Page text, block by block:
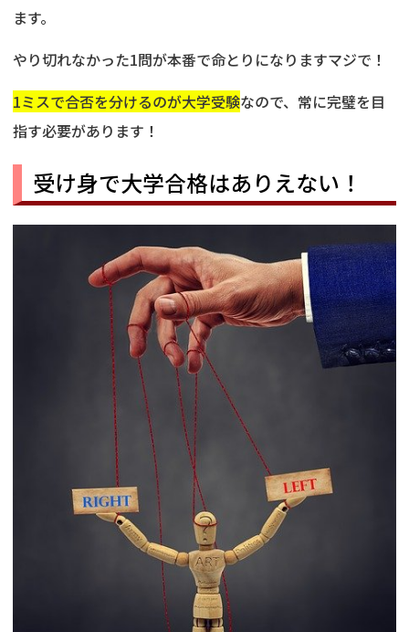
ます。
やり切れなかった1問が本番で命とりになりますマジで！
1ミスで合否を分けるのが大学受験なので、常に完璧を目
指す必要があります！
受け身で大学合格はありえない！